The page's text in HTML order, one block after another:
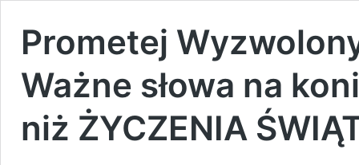
Prometej
Ważne słowa na
niż ŻYCZENIA